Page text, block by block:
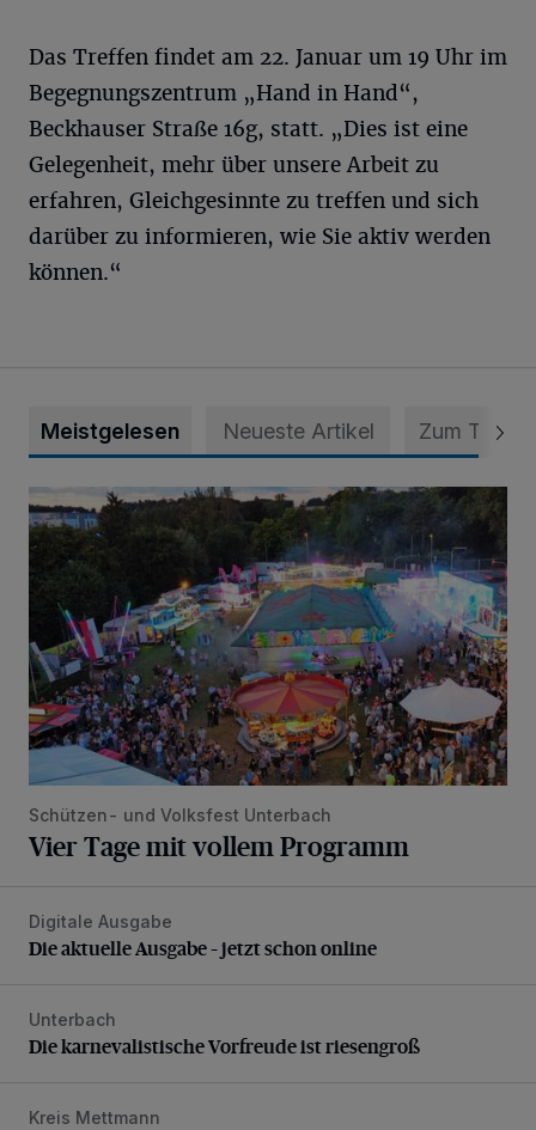
Das Treffen findet am 22. Januar um 19 Uhr im
Begegnungszentrum „Hand in Hand“,
Beckhauser Straße 16g, statt. „Dies ist eine
Gelegenheit, mehr über unsere Arbeit zu
erfahren, Gleichgesinnte zu treffen und sich
darüber zu informieren, wie Sie aktiv werden
können.“
Meistgelesen Neueste Artikel Zum Thema
Vier Tage mit vollem Programm
Schützen- und Volksfest Unterbach
Vier Tage mit vollem Programm
Die aktuelle Ausgabe – jetzt schon online
Digitale Ausgabe
Die aktuelle Ausgabe – jetzt schon online
Die karnevalistische Vorfreude ist riesengroß
Unterbach
Die karnevalistische Vorfreude ist riesengroß
Appell für teilweise Freigabe des Seitenstreifens auf der A3
Kreis Mettmann